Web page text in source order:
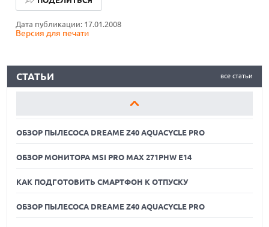
Дата публикации: 17.01.2008
Версия для печати
все статьи
СТАТЬИ
ОБЗОР МОНИТОРА MSI PRO MAX 271PHW E14
КАК ПОДГОТОВИТЬ СМАРТФОН К ОТПУСКУ
КАК ПОДГОТОВИТЬ СМАРТФОН К ОТПУСКУ
ОБЗОР ПЫЛЕСОСА DREAME Z40 AQUACYCLE PRO
ОБЗОР МОНИТОРА MSI PRO MAX 271PHW E14
КАК ПОДГОТОВИТЬ СМАРТФОН К ОТПУСКУ
ОБЗОР ПЫЛЕСОСА DREAME Z40 AQUACYCLE PRO